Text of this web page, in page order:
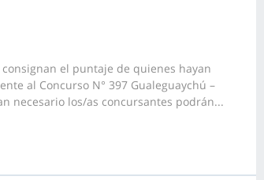
el puntaje de quienes hayan
al Concurso N° 397 Gualeguaychú –
necesario los/as concursantes podrán...